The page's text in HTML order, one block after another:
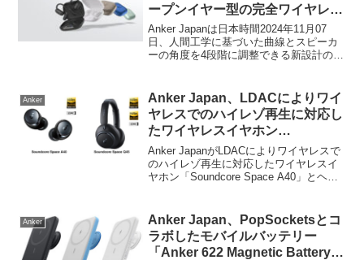
ープンイヤー型の完全ワイヤレス
イヤホン「Soundcore AeroFit
2」を発売。
Anker Japanは日本時間2024年11月07
日、人間工学に基づいた曲線とスピーカ
ーの角度を4段階に調整できる新設計のイ
イヤホン「Soundcore AeroFit 2
(A3874)」を新たに発売しています。
Anker
Anker Japan、LDACによりワイ
ヤレスでのハイレゾ再生に対応し
たワイヤレスイヤホン
「Soundcore Space A40」とヘ
ッドホン「Space Q45」を発売。
Anker JapanがLDACによりワイヤレスで
のハイレゾ再生に対応したワイヤレスイ
ヤホン「Soundcore Space A40」とヘッ
Anker
Anker Japan、PopSocketsとコ
ラボしたモバイルバッテリー
「Anker 622 Magnetic Battery